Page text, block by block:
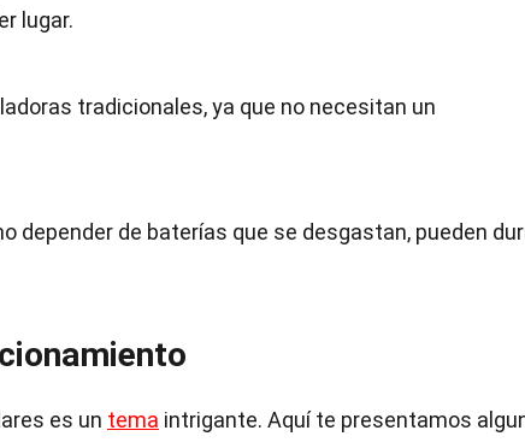
lugar.
tradicionales, ya que no necesitan un
depender de baterías que se desgastan, pueden
es un tema intrigante. Aquí te presentamos